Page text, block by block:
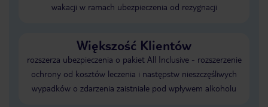
wakacji w ramach ubezpieczenia od rezygnacji
Większość Klientów
rozszerza ubezpieczenia o pakiet All Inclusive - rozszerzenie
ochrony od kosztów leczenia i następstw nieszczęśliwych
wypadków o zdarzenia zaistniałe pod wpływem alkoholu